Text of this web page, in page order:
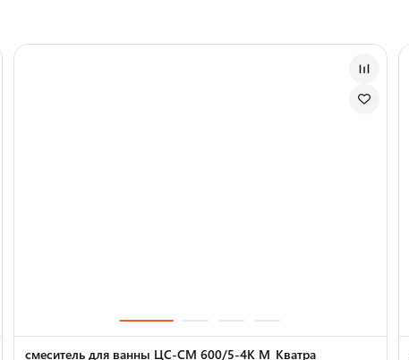
смеситель для ванны ЦС-СМ 600/5-4К М_Кватра